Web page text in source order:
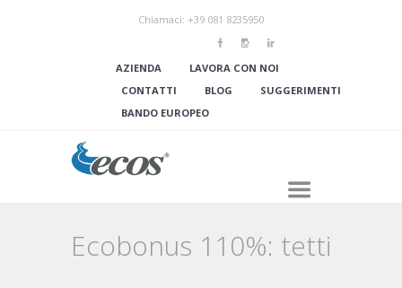
Chiamaci: +39 081 8235950
AZIENDA
LAVORA CON NOI
CONTATTI
BLOG
SUGGERIMENTI
BANDO EUROPEO
Ecobonus 110%: tetti